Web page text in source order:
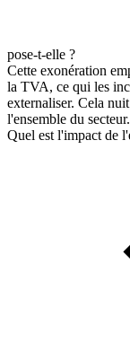
pose-t-elle ?
Cette exonération
la TVA, ce qui les
externaliser. Cela
l'ensemble du secteur.
Quel est l'impact de